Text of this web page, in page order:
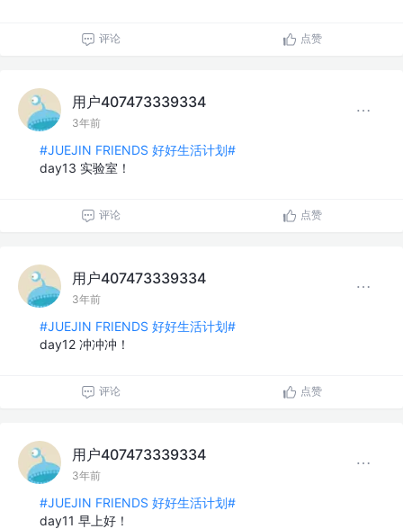
评论 点赞
用户407473339334
3年前
#JUEJIN FRIENDS 好好生活计划#
day13 实验室！
评论 点赞
用户407473339334
3年前
#JUEJIN FRIENDS 好好生活计划#
day12 冲冲冲！
评论 点赞
用户407473339334
3年前
#JUEJIN FRIENDS 好好生活计划#
day11 早上好！